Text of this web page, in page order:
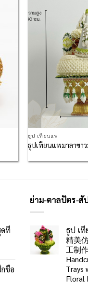
ธูป เทียนแพ
ธูปเทียนแพมาลาขา
ที่
ชื่อ
ย่าม-ตาลปัตร-สั
ธูป เ
精美
工制
Trays
Floral